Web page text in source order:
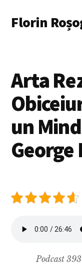
main
menu
Florin
Arta
un
George
Podcast